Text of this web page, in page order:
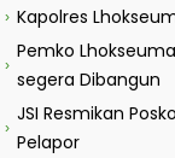
› Kapolres
›
Pemko
segera Dibangun
›
JSI Resmikan
Pelapor